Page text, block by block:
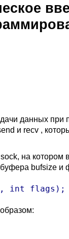
данных при
и recv ,
на котором
bufsize и
int flags);